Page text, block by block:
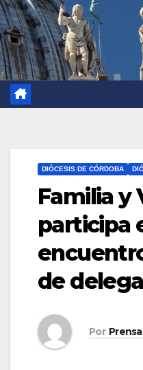
DIÓCESIS DE CÓRDOBA
Familia y
participa
de
Por Prensa